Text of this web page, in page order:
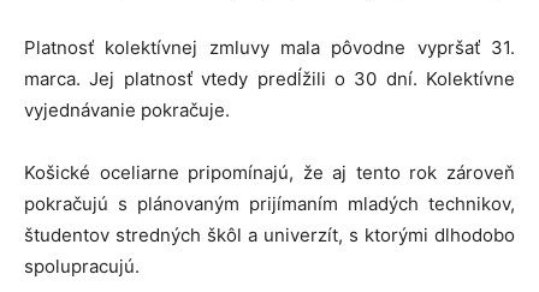
Platnosť kolektívnej zmluvy mala pôvodne vypršať 31.
marca. Jej platnosť vtedy predĺžili o 30 dní. Kolektívne
vyjednávanie pokračuje.
Košické oceliarne pripomínajú, že aj tento rok zároveň
pokračujú s plánovaným prijímaním mladých technikov,
študentov stredných škôl a univerzít, s ktorými dlhodobo
spolupracujú.